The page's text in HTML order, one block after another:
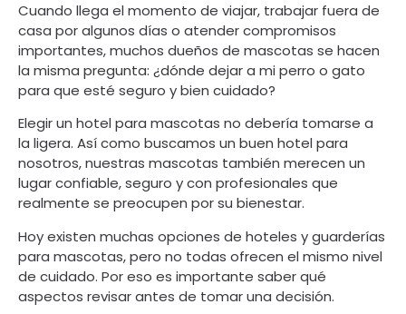
Cuando llega el momento de viajar, trabajar fuera de
casa por algunos días o atender compromisos
importantes, muchos dueños de mascotas se hacen
la misma pregunta: ¿dónde dejar a mi perro o gato
para que esté seguro y bien cuidado?
Elegir un hotel para mascotas no debería tomarse a
la ligera. Así como buscamos un buen hotel para
nosotros, nuestras mascotas también merecen un
lugar confiable, seguro y con profesionales que
realmente se preocupen por su bienestar.
Hoy existen muchas opciones de hoteles y guarderías
para mascotas, pero no todas ofrecen el mismo nivel
de cuidado. Por eso es importante saber qué
aspectos revisar antes de tomar una decisión.